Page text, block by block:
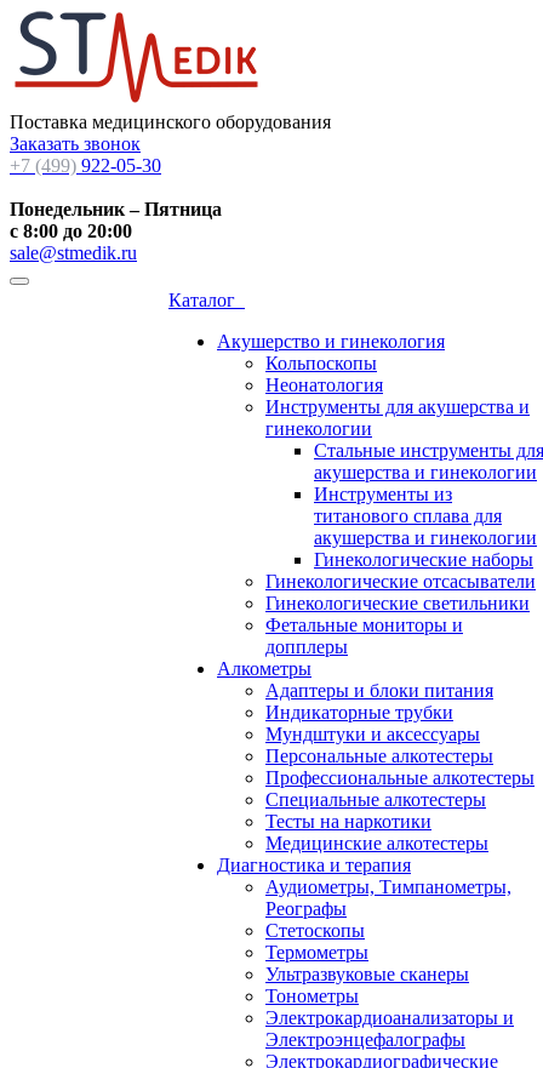
Поставка медицинского оборудования
Заказать звонок
+7 (499) 922-05-30
Понедельник – Пятница
с 8:00 до 20:00
sale@stmedik.ru
Каталог
Акушерство и гинекология
Кольпоскопы
Неонатология
Инструменты для акушерства и
гинекологии
Стальные инструменты для
акушерства и гинекологии
Инструменты из
титанового сплава для
акушерства и гинекологии
Гинекологические наборы
Гинекологические отсасыватели
Гинекологические светильники
Фетальные мониторы и
допплеры
Алкометры
Адаптеры и блоки питания
Индикаторные трубки
Мундштуки и аксессуары
Персональные алкотестеры
Профессиональные алкотестеры
Специальные алкотестеры
Тесты на наркотики
Медицинские алкотестеры
Диагностика и терапия
Аудиометры, Тимпанометры,
Реографы
Стетоскопы
Термометры
Ультразвуковые сканеры
Тонометры
Электрокардиоанализаторы и
Электроэнцефалографы
Электрокардиографические